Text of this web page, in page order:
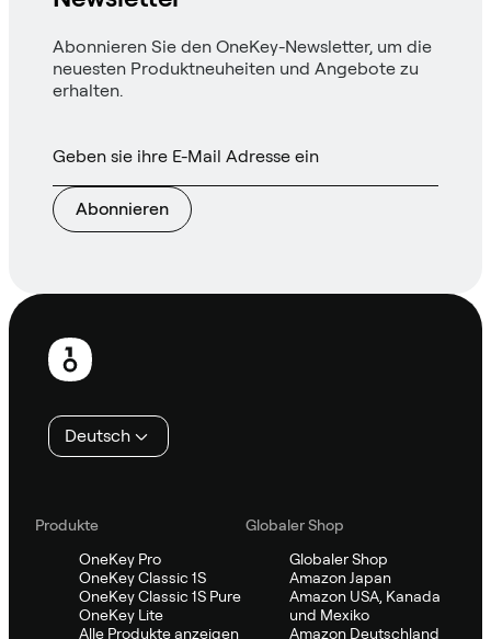
Abonnieren Sie den OneKey-Newsletter, um die
neuesten Produktneuheiten und Angebote zu
erhalten.
Abonnieren
Fußzeile
Deutsch
Produkte
OneKey Pro
OneKey Classic 1S
OneKey Classic 1S Pure
OneKey Lite
Alle Produkte anzeigen
Globaler Shop
Globaler Shop
Amazon Japan
Amazon USA, Kanada
und Mexiko
Amazon Deutschland